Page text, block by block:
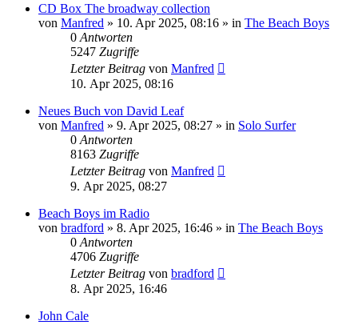
CD Box The broadway collection
von Manfred » 10. Apr 2025, 08:16 » in The Beach Boys
0 Antworten
5247 Zugriffe
Letzter Beitrag von Manfred
10. Apr 2025, 08:16
Neues Buch von David Leaf
von Manfred » 9. Apr 2025, 08:27 » in Solo Surfer
0 Antworten
8163 Zugriffe
Letzter Beitrag von Manfred
9. Apr 2025, 08:27
Beach Boys im Radio
von bradford » 8. Apr 2025, 16:46 » in The Beach Boys
0 Antworten
4706 Zugriffe
Letzter Beitrag von bradford
8. Apr 2025, 16:46
John Cale